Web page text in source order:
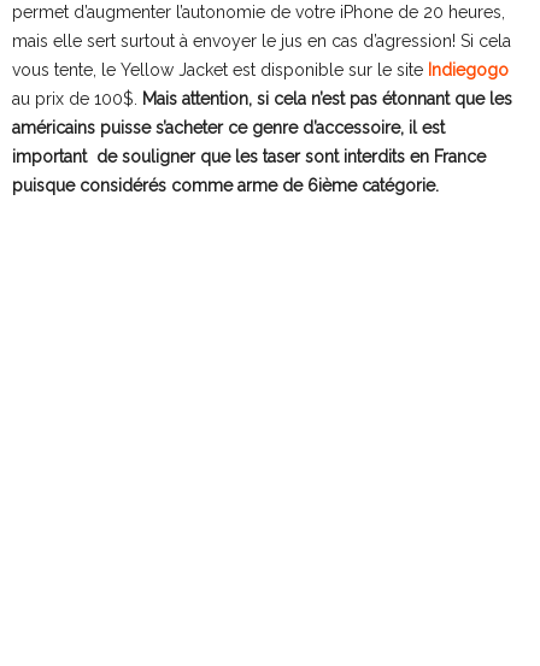
permet d’augmenter l’autonomie de votre iPhone de 20 heures,
mais elle sert surtout à envoyer le jus en cas d’agression! Si cela
vous tente, le Yellow Jacket est disponible sur le site Indiegogo
au prix de 100$.
Mais attention, si cela n’est pas étonnant que les
américains puisse s’acheter ce genre d’accessoire, il est
important de souligner que les taser sont interdits en France
puisque considérés comme arme de 6ième catégorie.